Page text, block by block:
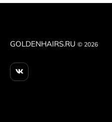
GOLDENHAIRS.RU © 2026